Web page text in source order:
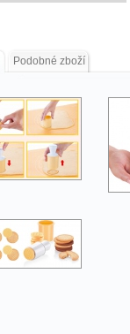
Podobné zboží